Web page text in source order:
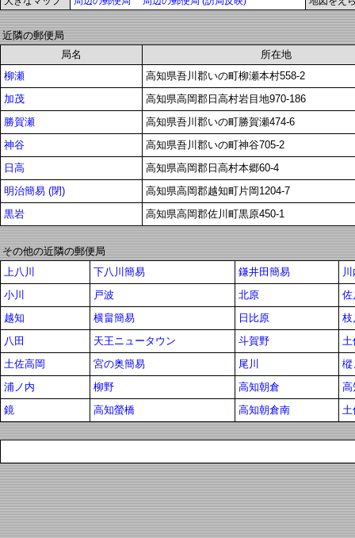
近隣の郵便局
局名
所在地
柳瀬
高知県吾川郡いの町柳瀬本村558-2
加茂
高知県高岡郡日高村岩目地970-186
勝賀瀬
高知県吾川郡いの町勝賀瀬474-6
神谷
高知県吾川郡いの町神谷705-2
日高
高知県高岡郡日高村本郷60-4
明治簡易 (閉)
高知県高岡郡越知町片岡1204-7
黒岩
高知県高岡郡佐川町黒原450-1
その他の近隣の郵便局
上八川
下八川簡易 鎌井田簡易
小川
戸波 北原
佐
越知
横畠簡易 日比原
枝
八田
天王ニュータウン 斗賀野
土
土佐高岡
宮の奥簡易 尾川
樅
浦ノ内
柳野 高知朝倉
高
鏡
高知螢橋 高知朝倉南 土